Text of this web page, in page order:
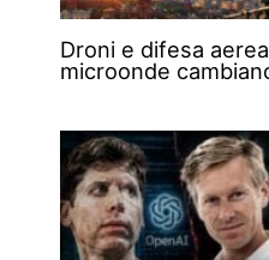
Droni e difesa
microonde